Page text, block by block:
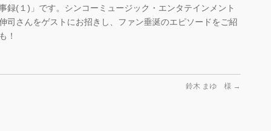
録(１)」です。シンコーミュージック・エンタテインメント
司さんをゲストにお招きし、ファン垂涎のエピソードをご紹
！
鈴木 まゆ 様 →